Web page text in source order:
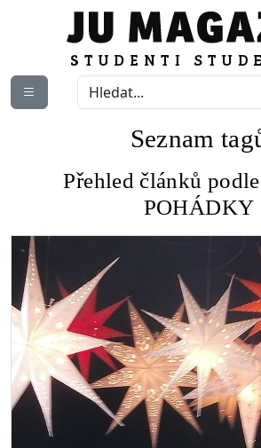
Seznam
Přehled článků
POHÁDKY